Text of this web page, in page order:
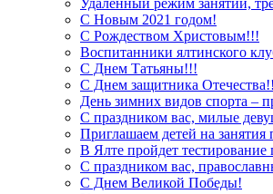
Удаленный режим занятий,
С Новым 2021 годом!
С Рождеством Христовым!!!
Воспитанники ялтинского
С Днем Татьяны!!!
С Днем защитника
День зимних видов спорта –
С праздником вас, милые
Приглашаем детей на
В Ялте пройдет
С праздником вас,
С Днем Великой Победы!